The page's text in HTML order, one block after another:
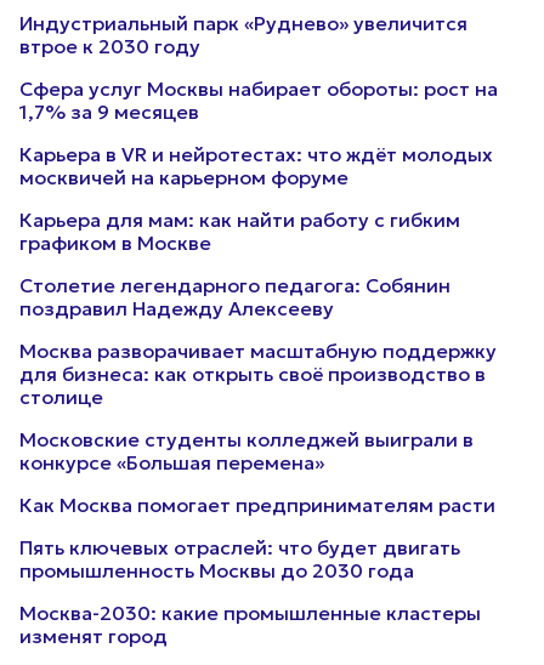
Индустриальный парк «Руднево» увеличится
втрое к 2030 году
Сфера услуг Москвы набирает обороты: рост на
1,7% за 9 месяцев
Карьера в VR и нейротестах: что ждёт молодых
москвичей на карьерном форуме
Карьера для мам: как найти работу с гибким
графиком в Москве
Столетие легендарного педагога: Собянин
поздравил Надежду Алексееву
Москва разворачивает масштабную поддержку
для бизнеса: как открыть своё производство в
столице
Московские студенты колледжей выиграли в
конкурсе «Большая перемена»
Как Москва помогает предпринимателям расти
Пять ключевых отраслей: что будет двигать
промышленность Москвы до 2030 года
Москва-2030: какие промышленные кластеры
изменят город